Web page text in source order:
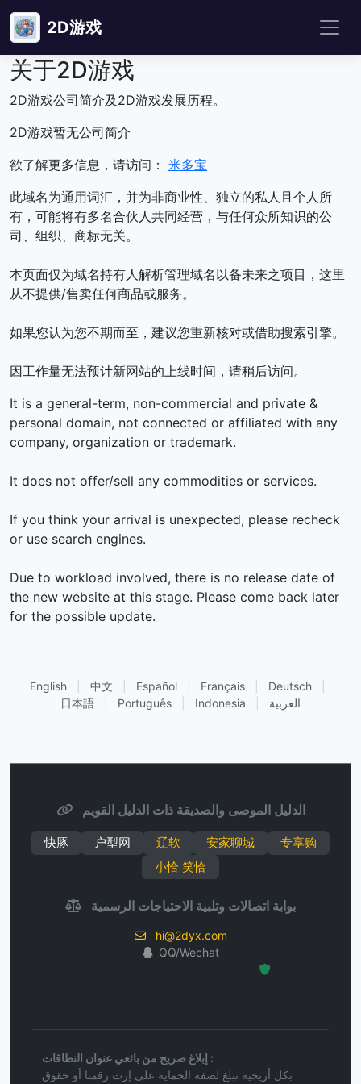
2D游戏
关于2D游戏
2D游戏公司简介及2D游戏发展历程。
2D游戏暂无公司简介
欲了解更多信息，请访问： 米多宝
此域名为通用词汇，并为非商业性、独立的私人且个人所
有，可能将有多名合伙人共同经营，与任何众所知识的公
司、组织、商标无关。
本页面仅为域名持有人解析管理域名以备未来之项目，这里
从不提供/售卖任何商品或服务。
如果您认为您不期而至，建议您重新核对或借助搜索引擎。
因工作量无法预计新网站的上线时间，请稍后访问。
It is a general-term, non-commercial and private &
personal domain, not connected or affiliated with any
company, organization or trademark.
It does not offer/sell any commodities or services.
If you think your arrival is unexpected, please recheck
or use search engines.
Due to workload involved, there is no release date of
the new website at this stage. Please come back later
for the possible update.
English 中文 Español Français Deutsch
日本語
Português Indonesia العربية
الدليل الموصى والصديقة ذات الدليل القويم
快豚 户型网 辽软 安家聊城
专享购
小恰 笑恰
بوابة اتصالات وتلبية الاحتياجات الرسمية
hi@2dyx.com
QQ/Wechat
إبلاغ صريح من بائعي عنوان النطاقات :
بكل أريحيه نبلغ لصفة الحماية على إرث رقمنا أو حقوق